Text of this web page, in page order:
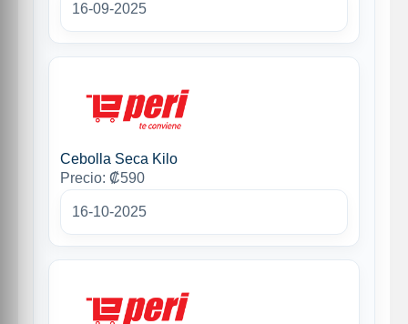
16-09-2025
Cebolla Seca Kilo
Precio: ₡590
16-10-2025